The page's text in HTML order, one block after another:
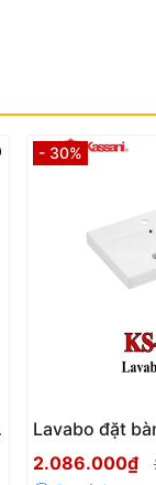
- 30%
Lavabo đặt
Kassani KS-
2.086.000₫